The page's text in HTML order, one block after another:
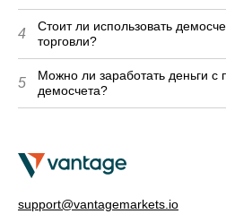
4
Стоит ли использовать
торговли?
5
Можно ли заработать деньги
демосчета?
support@vantagemarkets.io